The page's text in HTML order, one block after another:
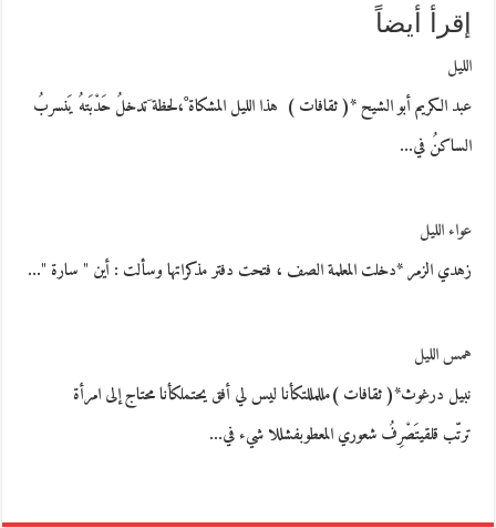
إقرأ أيضاً
الليل
عبد الكريم أبو الشيح *( ثقافات ) هذا الليل المشكاة ْ،لحظة َتدخلُ حَدْبَتهُ يَنسربُ
الساكنُ في…
عواء الليل
زهدي الزمر *دخلت المعلمة الصف ، فتحت دفتر مذكراتها وسألت : أين " سارة "…
همس الليل
نبيل درغوث*( ثقافات )مللمللتكأنا ليس لي أفق يحتملكأنا محتاج إلى امرأة
ترتّب قلقيتَصْرِفُ شعوري المعطوبفشللا شيء في…